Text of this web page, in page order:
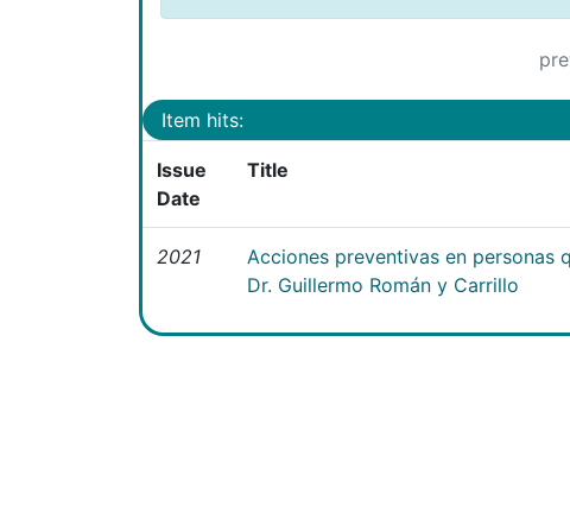
Item hits:
Issue
Date
Title
2021
Acciones preventivas en personas
Dr. Guillermo Román y Carrillo